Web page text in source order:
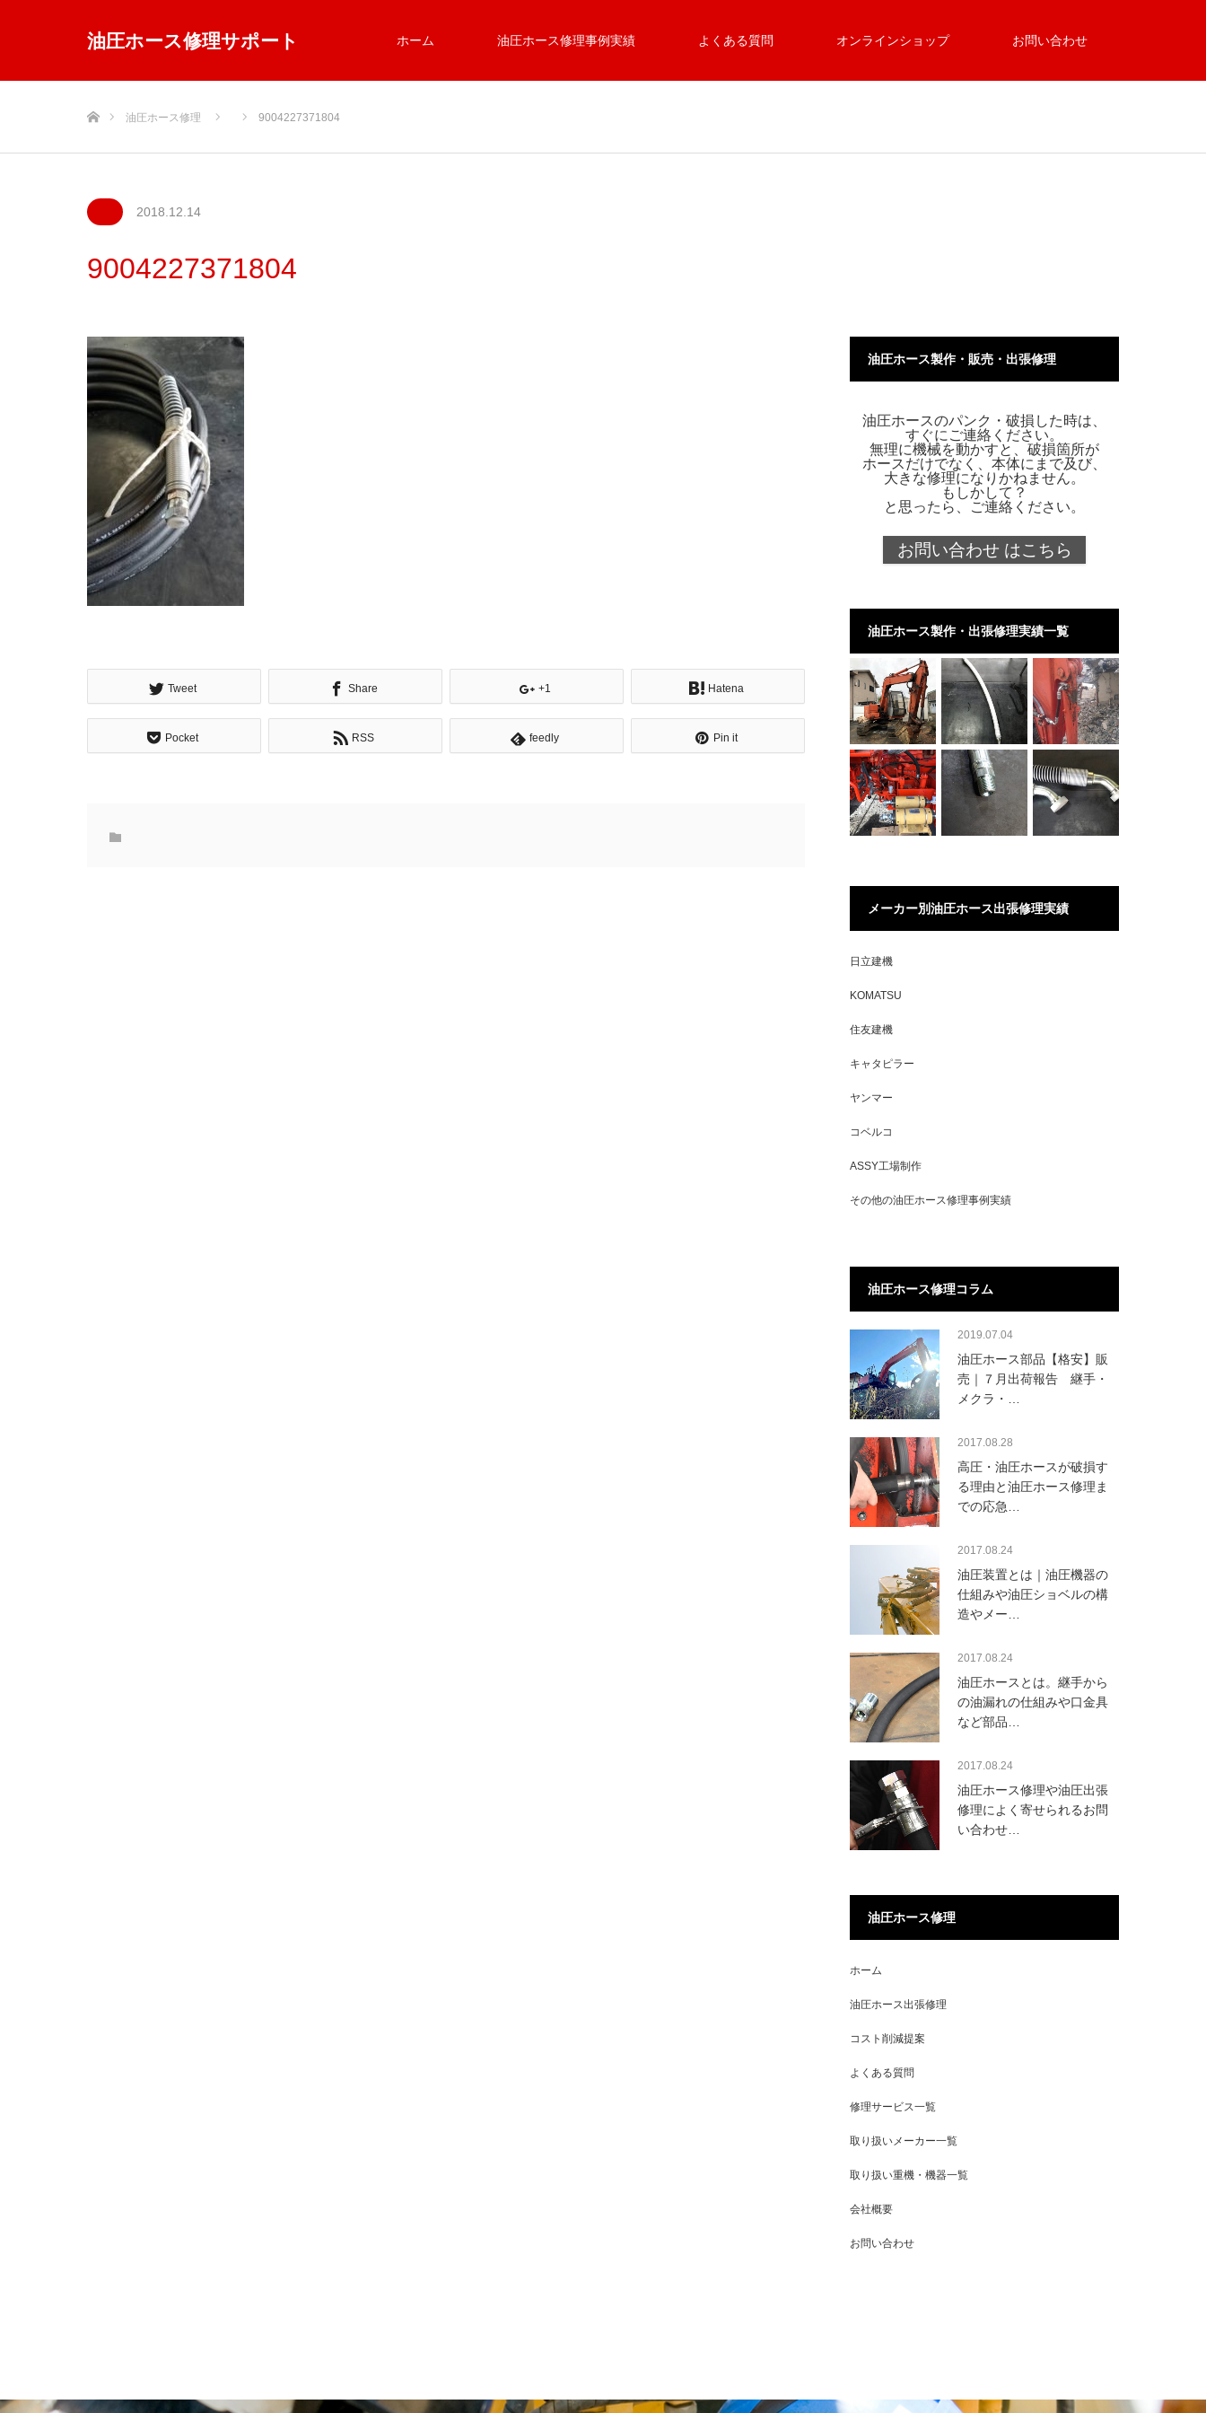
油圧ホース修理サポート ホーム 油圧ホース修理事例実績 よくある質問 オンラインショップ お問い合わせ
油圧ホース修理 9004227371804
2018.12.14
9004227371804
Tweet Share +1 Hatena
Pocket RSS feedly Pin it
油圧ホース製作・販売・出張修理
油圧ホースのパンク・破損した時は、
すぐにご連絡ください。
無理に機械を動かすと、破損箇所が
ホースだけでなく、本体にまで及び、
大きな修理になりかねません。
もしかして？
と思ったら、ご連絡ください。
お問い合わせ はこちら
油圧ホース製作・出張修理実績一覧
メーカー別油圧ホース出張修理実績
日立建機
KOMATSU
住友建機
キャタピラー
ヤンマー
コベルコ
ASSY工場制作
その他の油圧ホース修理事例実績
油圧ホース修理コラム
2019.07.04
油圧ホース部品【格安】販
売｜７月出荷報告 継手・
メクラ・…
2017.08.28
高圧・油圧ホースが破損す
る理由と油圧ホース修理ま
での応急…
2017.08.24
油圧装置とは｜油圧機器の
仕組みや油圧ショベルの構
造やメー…
2017.08.24
油圧ホースとは。継手から
の油漏れの仕組みや口金具
など部品…
2017.08.24
油圧ホース修理や油圧出張
修理によく寄せられるお問
い合わせ…
油圧ホース修理
ホーム
油圧ホース出張修理
コスト削減提案
よくある質問
修理サービス一覧
取り扱いメーカー一覧
取り扱い重機・機器一覧
会社概要
お問い合わせ